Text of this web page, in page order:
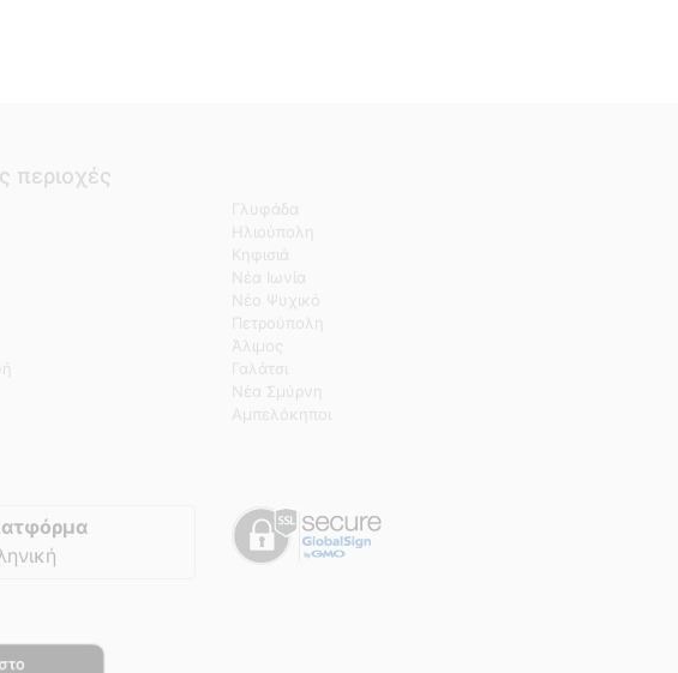
περιοχές
Γλυφάδα
Ηλιούπολη
Κηφισιά
Νέα Ιωνία
Νέο Ψυχικό
Πετρούπολη
Άλιμος
Γαλάτσι
Νέα Σμύρνη
Αμπελόκηποι